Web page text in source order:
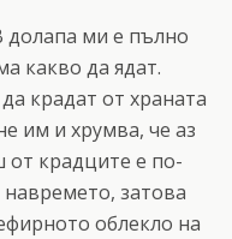
ми е пълно
какво да ядат.
крадат от храната
им и хрумва, че аз
от крадците е по-
затова
облекло на